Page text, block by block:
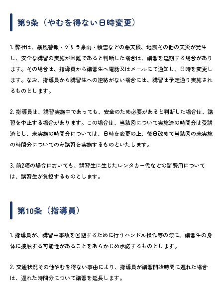
第9条（やむを得ない日時変更）
1. 弊社は、暴風警報・ゲリラ豪雨・積雪などの悪天候、地震その他の天災が発生
し、安全な講習の実施が困難であると判断した場合は、講習を延期する場合があり
ます。その場合は、指導員から講習生へ電話又はメールにて通知し、日時を変更し
ます。なお、指導員から講習生への連絡がない場合には、講習は予定通り実施され
るものとします。
2. 指導員は、講習実施中であっても、安全のため必要があると判断した場合は、講
習を中止する場合があります。この場合は、当該回について実施済の時間分は受講
済とし、未実施の時間分については、日時を変更の上、後日改めて当該回の未実施
の時間分についてのみ講習を実施するものといたします。
3. 前2項の場合においても、講習生に生じたレンタカー代などの諸費用について
は、講習生が負担するものとします。
第10条（指導員）
1. 指導員が、講習中事故を回避するために行うハンドル操作等の際に、講習生の身
体に接触する可能性があることをあらかじめ承諾するものとします。
2. 交通状況その他やむを得ない事由により、指導員が講習開始時間に遅れた場合
は、遅れた時間分について講習を延長します。